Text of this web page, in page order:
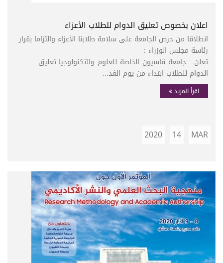
اعلان بخصوص تعليق الدوام للطلاب الأعزاء
انطلاقا من حرص الجامعة على سلامة طلابنا الأعزاء والتزاما بقرار
رئاسة مجلس الوزراء :
تعلن _جامعة_قاسيون_الخاصة_للعلوم_والتكنولوجيا تعليق
الدوام للطلاب ابتداء من يوم الغد...
اقرأ المزيد
MAR
14
2020